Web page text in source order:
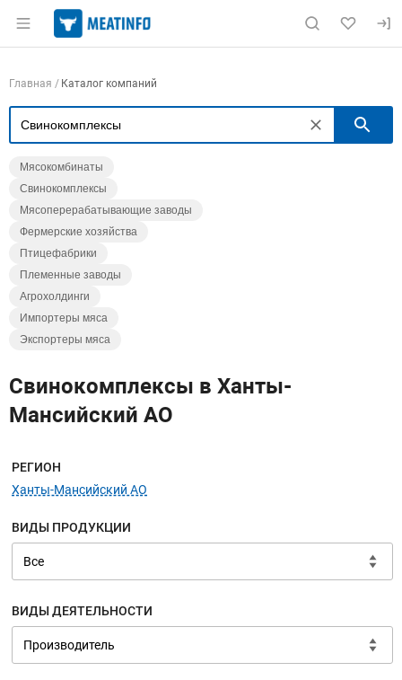
Раздел навигации по сайту meatinfo.ru
Навигация по компаниям
Главная Каталог компаний
Мясокомбинаты
Свинокомплексы
Мясоперерабатывающие заводы
Фермерские хозяйства
Птицефабрики
Племенные заводы
Агрохолдинги
Импортеры мяса
Экспортеры мяса
Свинокомплексы в Ханты-
Мансийский АО
Меню навигации
РЕГИОН
Ханты-Мансийский АО
ВИДЫ ПРОДУКЦИИ
ВИДЫ ДЕЯТЕЛЬНОСТИ